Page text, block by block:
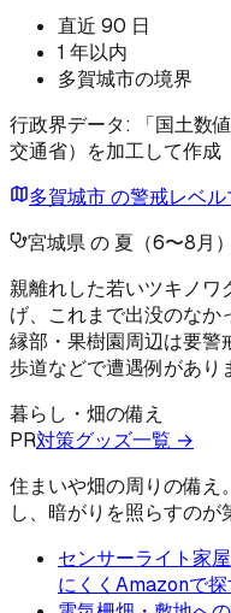
直近 90 日
1 年以内
多賀城市の境界
行政界データ: 「国土数
交通省）を加工して作成
多賀城市 の警戒レベ
宮城県 の 夏（6〜8月
親離れした若いツキノワ
げ、これまで出没のな
縁部・果樹園周辺は要警
歩道などで遭遇例があり
暮らし・畑の備え
PR対策グッズ一覧 →
住まいや畑の周りの備え
し、暗がりを照らすのが
センサーライト家
にくく Amazonで